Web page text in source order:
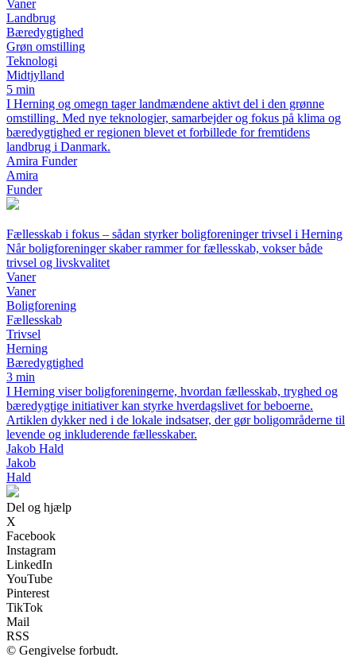
Vaner
Landbrug
Bæredygtighed
Grøn omstilling
Teknologi
Midtjylland
5 min
I Herning og omegn tager landmændene aktivt del i den grønne
omstilling. Med nye teknologier, samarbejder og fokus på klima og
bæredygtighed er regionen blevet et forbillede for fremtidens
landbrug i Danmark.
Amira Funder
Amira
Funder
Fællesskab i fokus – sådan styrker boligforeninger trivsel i Herning
Når boligforeninger skaber rammer for fællesskab, vokser både
trivsel og livskvalitet
Vaner
Vaner
Boligforening
Fællesskab
Trivsel
Herning
Bæredygtighed
3 min
I Herning viser boligforeningerne, hvordan fællesskab, tryghed og
bæredygtige initiativer kan styrke hverdagslivet for beboerne.
Artiklen dykker ned i de lokale indsatser, der gør boligområderne til
levende og inkluderende fællesskaber.
Jakob Hald
Jakob
Hald
Del og hjælp
X
Facebook
Instagram
LinkedIn
YouTube
Pinterest
TikTok
Mail
RSS
© Gengivelse forbudt.